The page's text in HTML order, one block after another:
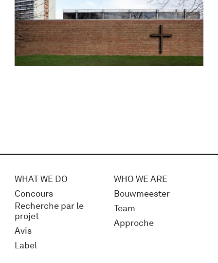
WHAT WE DO
Concours
Recherche par le
projet
Avis
Label
WHO WE ARE
Bouwmeester
Team
Approche